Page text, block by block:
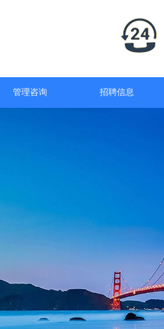
管理咨询 招聘信息